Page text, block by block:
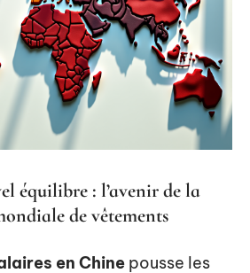
équilibre : l’avenir de la
de vêtements
en Chine pousse les